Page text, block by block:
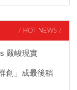
/ HOT NEWS /
嚴峻現實
創」成最後稻